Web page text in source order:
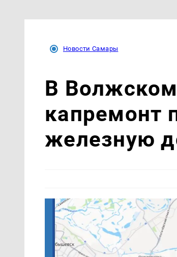
Новости Самары
В Волжском
капремонт
железную